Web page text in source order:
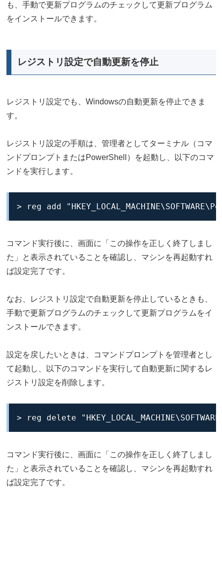
も、手動で更新プログラムのチェックして更新プログラム
をインストールできます。
レジストリ設定で自動更新を停止
レジストリ設定でも、Windowsの自動更新を停止できま
す。
レジストリ設定の手順は、管理者としてターミナル（コマ
ンドプロンプトまたはPowerShell）を起動し、以下のコマ
ンドを実行します。
> reg add
コマンド実行後に、画面に「この操作を正しく終了しまし
た」と表示されていることを確認し、マシンを再起動すれ
ば設定完了です。
なお、レジストリ設定で自動更新を停止しているときも、
手動で更新プログラムのチェックして更新プログラムをイ
ンストールできます。
設定を戻したいときは、コマンドプロンプトを管理者とし
て起動し、以下のコマンドを実行して自動更新に関するレ
ジストリ設定を削除します。
> reg delete
コマンド実行後に、画面に「この操作を正しく終了しまし
た」と表示されていることを確認し、マシンを再起動すれ
ば設定完了です。